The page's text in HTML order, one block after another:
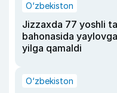
O‘zbekiston
Jizzaxda 77 yoshli
bahonasida
yilga qamaldi
O‘zbekiston